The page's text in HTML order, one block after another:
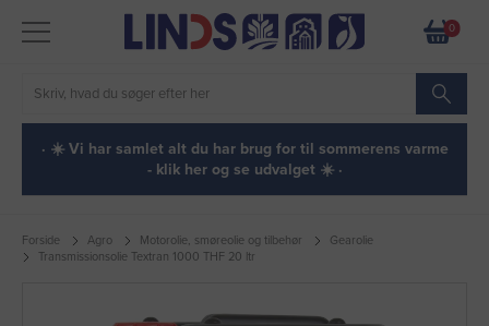
0
· ☀️ Vi har samlet alt du har brug for til sommerens varme
- klik her og se udvalget ☀️ ·
Forside Agro Motorolie, smøreolie og tilbehør
Gearolie
Transmissionsolie Textran 1000 THF 20 ltr